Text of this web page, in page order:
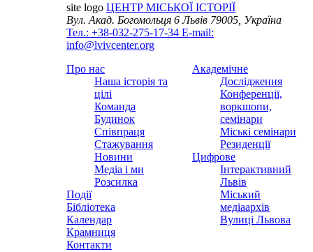
site logo ЦЕНТР МІСЬКОЇ ІСТОРІЇ
Вул. Акад. Богомольця 6Львів 79005, Україна
Тел.: +38-032-275-17-34 E-mail:
info@lvivcenter.org
Про нас
Наша історія та
цілі
Команда
Будинок
Співпраця
Стажування
Новини
Медіа і ми
Розсилка
Події
Бібліотека
Календар
Крамниця
Контакти
Академічне
Дослідження
Конференції,
воркшопи,
семінари
Міські семінари
Резиденції
Цифрове
Інтерактивний
Львів
Міський
медіаархів
Вулиці Львова